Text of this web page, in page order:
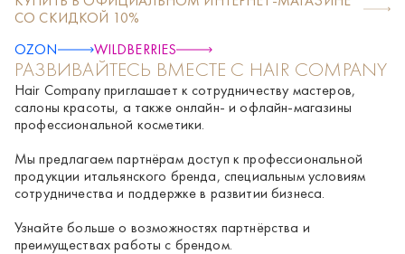
незрелого винограда (Vitis vinifera), богатые полифенолами
и обладающие высоким антиоксидантным действием;
от негативных факторов; масло жожоба с питатет;
пантенол с увлажняет и кондиционирует. Активные
компоненты: Альфа стем комплекс, Концентрат
гидролизованных кератинов, Пантенол, Растительные
стволовые клетки незрелого винограда, Керамид А2,
Масло жожоба
Panthenol, Phenethyl alcohol, Hydroxyethylcellulose,
Simmondsia chinensis (Jojoba) seed oil, Caprylyl glycol,
[Fragrance], Glycerin, Disodium EDTA, PEG-8, Cocoyl
hydrolyzed keratin, Hexyl cinnamal, Lactic acid, Linalool,
Laurdimonium hydroxypropyl hydrolyzed keratin, Limonene,
BHT, PEG-8/SMDI copolymer, Palmitoyl myristyl serinate,
Sodium polyacrylate, Butylene glycol, Bisabolol, Vitis vinifera
fruit meristem cell culture, Citric acid, Glycyrrhetinic acid, Sodium
СО СКИДКОЙ 10%
OZON
WILDBERRIES
РАЗВИВАЙТЕСЬ ВМЕСТЕ С HAIR COMPANY
Hair Company приглашает к сотрудничеству мастеров,
салоны красоты, а также онлайн- и офлайн-магазины
профессиональной косметики.
Мы предлагаем партнёрам доступ к профессиональной
продукции итальянского бренда, специальным условиям
сотрудничества и поддержке в развитии бизнеса.
Узнайте больше о возможностях партнёрства и
преимуществах работы с брендом.